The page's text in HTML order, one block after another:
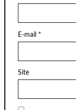
E-mail *
Site